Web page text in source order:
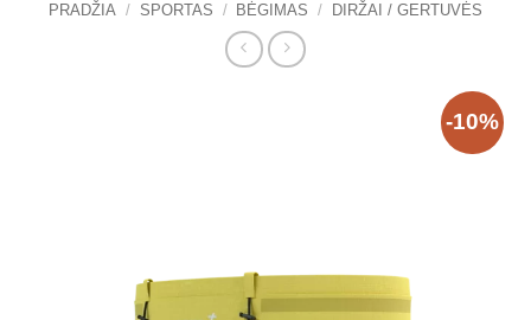
PRADŽIA / SPORTAS / BĖGIMAS / DIRŽAI / GERTUVĖS
-10%